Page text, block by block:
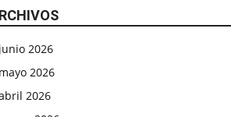
junio 2026
mayo 2026
2026